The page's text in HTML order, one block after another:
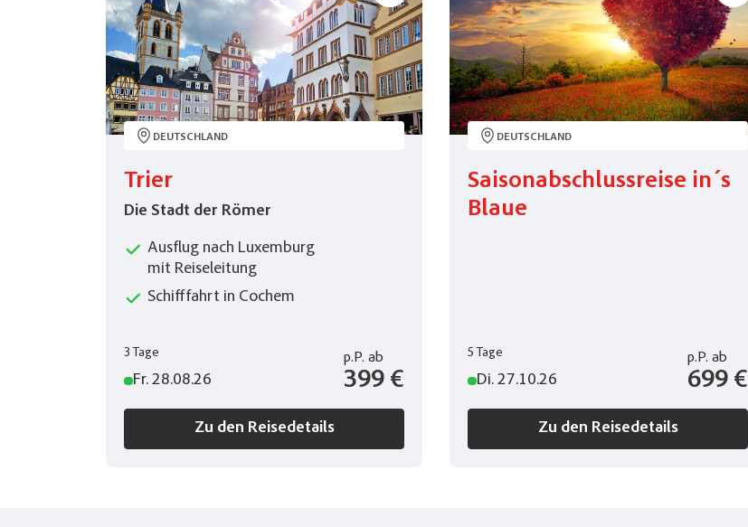
DEUTSCHLAND
Trier
Die Stadt der Römer
Ausflug nach Luxemburg
mit Reiseleitung
Schifffahrt in Cochem
3 Tage
Fr. 28.08.26
p.P. ab
399 €
Zu den Reisedetails
DEUTSCHLAND
Saisonabschlussreise in´s
Blaue
5 Tage
Di. 27.10.26
p.P. ab
699 €
Zu den Reisedetails